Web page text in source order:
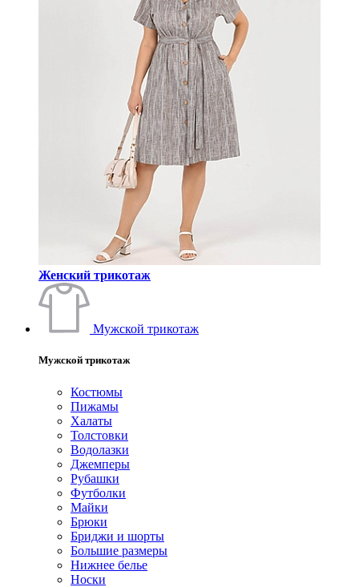
Женский трикотаж
Мужской трикотаж
Мужской трикотаж
Костюмы
Пижамы
Халаты
Толстовки
Водолазки
Джемперы
Рубашки
Футболки
Майки
Брюки
Бриджи и шорты
Большие размеры
Нижнее белье
Носки